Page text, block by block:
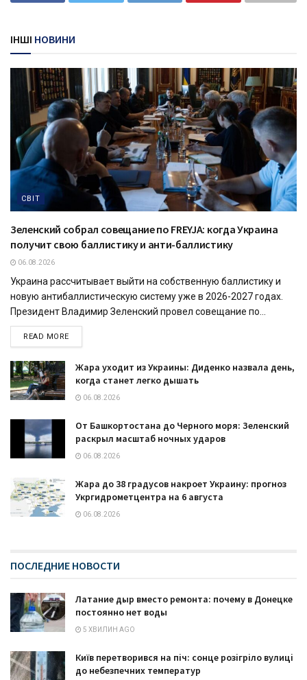
ІНШІ НОВИНИ
СВІТ
Зеленский собрал совещание по FREYJA: когда Украина
получит свою баллистику и анти-баллистику
06.08.2026
Украина рассчитывает выйти на собственную баллистику и
новую антибаллистическую систему уже в 2026-2027 годах.
Президент Владимир Зеленский провел совещание по...
READ MORE
Жара уходит из Украины: Диденко назвала день,
когда станет легко дышать
06.08.2026
От Башкортостана до Черного моря: Зеленский
раскрыл масштаб ночных ударов
06.08.2026
Жара до 38 градусов накроет Украину: прогноз
Укргидрометцентра на 6 августа
06.08.2026
ПОСЛЕДНИЕ НОВОСТИ
Латание дыр вместо ремонта: почему в Донецке
постоянно нет воды
5 ХВИЛИН AGO
Київ перетворився на піч: сонце розігріло вулиці
до небезпечних температур